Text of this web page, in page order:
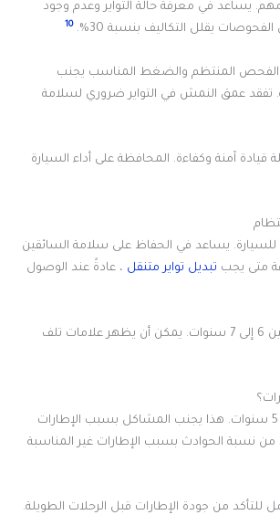
يساعد في معرفة حالة التواير وعدم وجود
يقلل التكاليف بنسبة 30%.
10
الفحص المنتظم والضغط المناسب يجنب
تفقد عمق النمش في التواير ضروري لسلامة
قيادة آمنة وكفاءة. المحافظة على أداء السيارة
للسيارة. يساعد في الحفاظ على سلامة السائقين
متى يجب تبديل تواير متنقل ، عادةً عند الوصول
عمر الإطارات يتراوح بين 6 إلى 7 سنوات. يمكن أن يظهر علامات تلف
يجب تبديل التواير كل 5 سنوات. هذا يجنب المشاكل بسبب الإطارات
من نسبة الحوادث بسبب الإطارات غير المناسبة
من جودة الإطارات قبل الرحلات الطويلة.